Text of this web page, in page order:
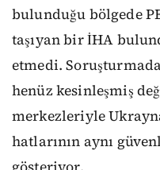
bulunduğu bölgede
taşıyan bir İHA
etmedi.
henüz kesinleşmiş
merkezleriyle
hatlarının aynı